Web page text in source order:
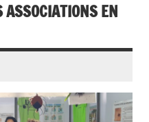
ASSOCIATIONS EN